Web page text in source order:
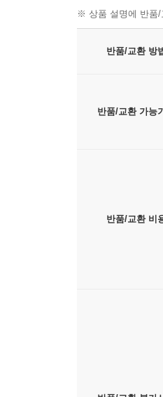
※ 상품 설명에 반품/
반품/교환 방
반품/교환 가능
반품/교환 비